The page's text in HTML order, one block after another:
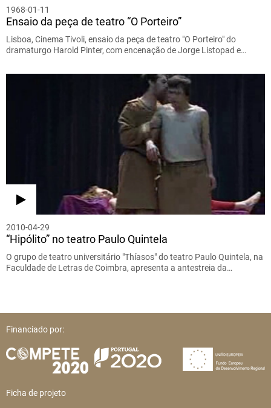
1968-01-11
Ensaio da peça de teatro “O Porteiro”
Lisboa, Cinema Tivoli, ensaio da peça de teatro "O Porteiro" do
dramaturgo Harold Pinter, com encenação de Jorge Listopad e…
2010-04-29
“Hipólito” no teatro Paulo Quintela
O grupo de teatro universitário "Thíasos" do teatro Paulo Quintela, na
Faculdade de Letras de Coimbra, apresenta a antestreia da…
Financiado por:
Ficha de projeto